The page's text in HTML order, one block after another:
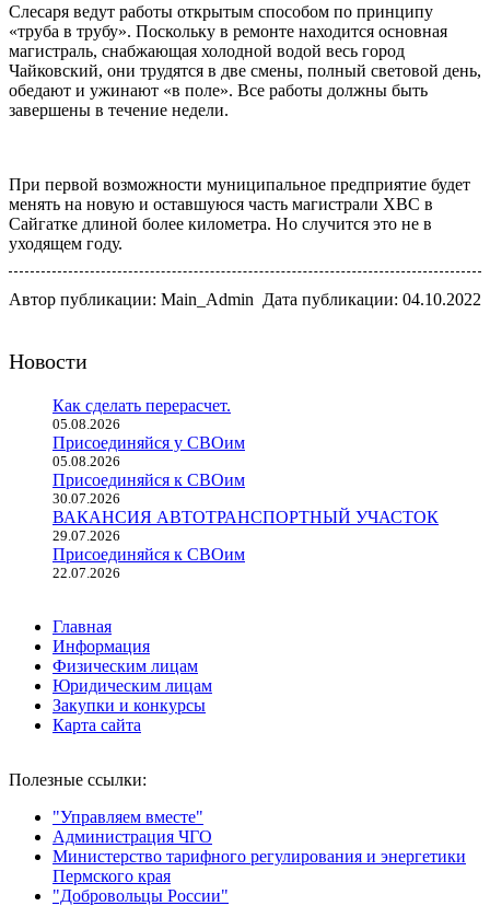
Слесаря ведут работы открытым способом по принципу
«труба в трубу». Поскольку в ремонте находится основная
магистраль, снабжающая холодной водой весь город
Чайковский, они трудятся в две смены, полный световой день,
обедают и ужинают «в поле». Все работы должны быть
завершены в течение недели.
При первой возможности муниципальное предприятие будет
менять на новую и оставшуюся часть магистрали ХВС в
Сайгатке длиной более километра. Но случится это не в
уходящем году.
Автор публикации: Main_Admin Дата публикации: 04.10.2022
Новости
Как сделать перерасчет.
05.08.2026
Присоединяйся у СВОим
05.08.2026
Присоединяйся к СВОим
30.07.2026
ВАКАНСИЯ АВТОТРАНСПОРТНЫЙ УЧАСТОК
29.07.2026
Присоединяйся к СВОим
22.07.2026
Главная
Информация
Физическим лицам
Юридическим лицам
Закупки и конкурсы
Карта сайта
Полезные ссылки:
"Управляем вместе"
Администрация ЧГО
Министерство тарифного регулирования и энергетики
Пермского края
"Добровольцы России"